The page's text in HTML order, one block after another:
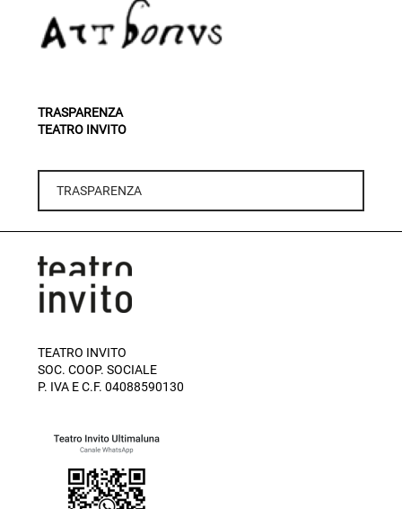
TRASPARENZA
TEATRO INVITO
TRASPARENZA
TEATRO INVITO
SOC. COOP. SOCIALE
P. IVA E C.F. 04088590130